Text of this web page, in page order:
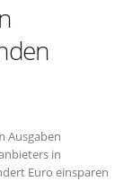
Ausgaben
in
Euro einsparen